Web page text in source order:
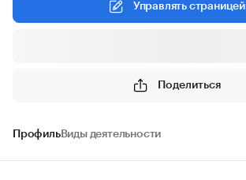
Управлять страницей
Поделиться
ПрофильВиды деятельности